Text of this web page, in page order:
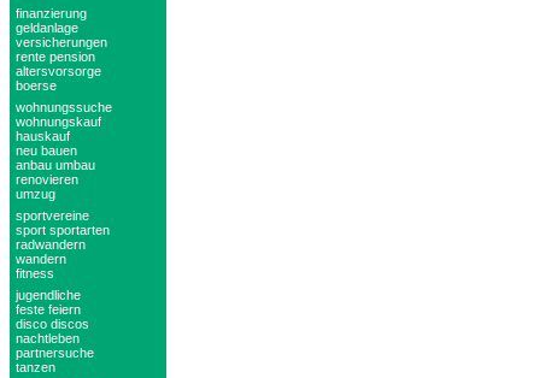
finanzierung
geldanlage
versicherungen
rente pension
altersvorsorge
boerse
wohnungssuche
wohnungskauf
hauskauf
neu bauen
anbau umbau
renovieren
umzug
sportvereine
sport sportarten
radwandern
wandern
fitness
jugendliche
feste feiern
disco discos
nachtleben
partnersuche
tanzen